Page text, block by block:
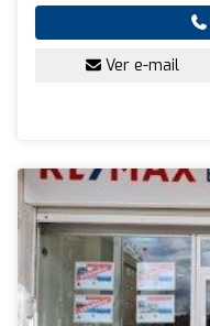
Ver e-mail